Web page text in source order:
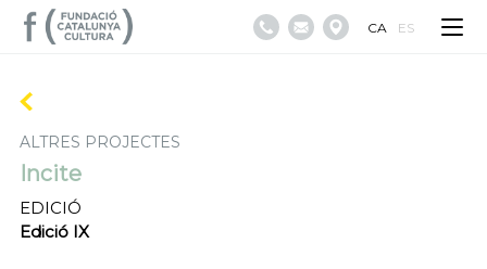
CA ES
ALTRES PROJECTES
Incite
EDICIÓ
Edició IX